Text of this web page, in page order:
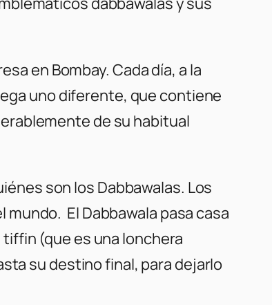
en Bombay. Cada día, a la
uno diferente, que contiene
de su habitual
son los Dabbawalas. Los
mundo. El Dabbawala pasa casa
(que es una lonchera
su destino final, para dejarlo